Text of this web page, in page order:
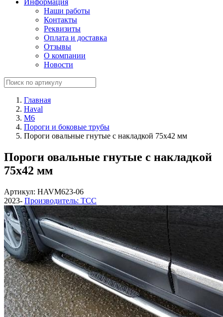
Наши работы
Контакты
Реквизиты
Оплата и доставка
Отзывы
О компании
Новости
Главная
Haval
M6
Пороги и боковые трубы
Пороги овальные гнутые с накладкой 75х42 мм
Пороги овальные гнутые с накладкой
75х42 мм
Артикул: HAVM623-06
2023- Производитель: ТСС